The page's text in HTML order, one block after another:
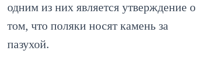
одним из них является утверждение о
том, что поляки носят камень за
пазухой.